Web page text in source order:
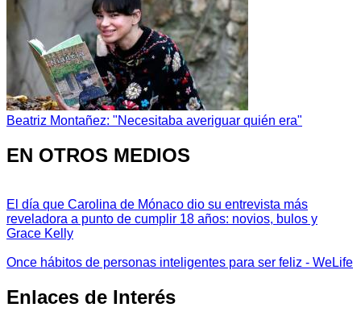
Beatriz Montañez: "Necesitaba averiguar quién era"
EN OTROS MEDIOS
El día que Carolina de Mónaco dio su entrevista más
reveladora a punto de cumplir 18 años: novios, bulos y
Grace Kelly
Once hábitos de personas inteligentes para ser feliz - WeLife
Enlaces de Interés